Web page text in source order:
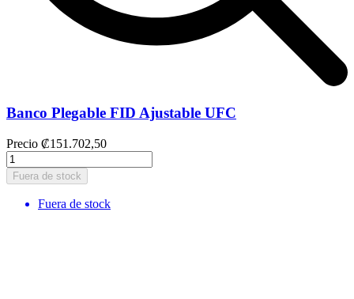
Banco Plegable FID Ajustable UFC
Precio ₡151.702,50
Fuera de stock
Fuera de stock